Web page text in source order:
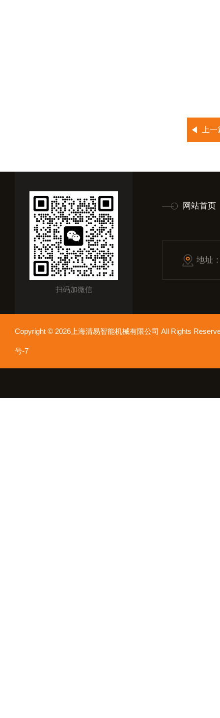
上
扫码加微信
网站首页
地址
Copyright © 2026上海清易智能机械有限公司 All Rights
号-7